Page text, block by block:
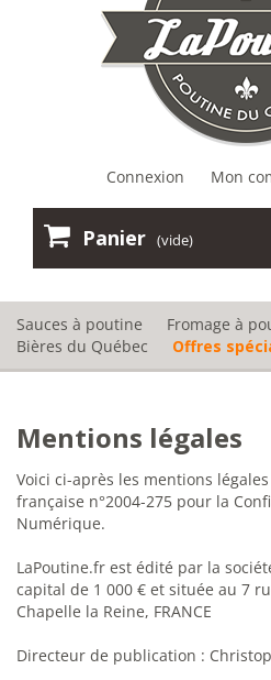
Connexion Mon
Panier (vide)
Sauces à poutine Fromage à
Bières du Québec
Offres
Mentions légales
Voici ci-après les mentions
française n°2004-275 pour la
Numérique.
LaPoutine.fr est édité par la
capital de 1 000 € et située au 7
Chapelle la Reine, FRANCE
Directeur de publication :